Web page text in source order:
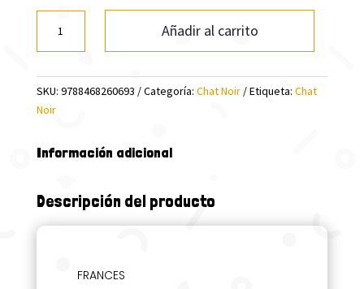
(COMPETENCES
DE
LA
VIE)
TELECHA)
Añadir al carrito
SKU: 9788468260693 Categoría: Chat Noir Etiqueta: Chat
Noir
Información adicional
Descripción del producto
FRANCES